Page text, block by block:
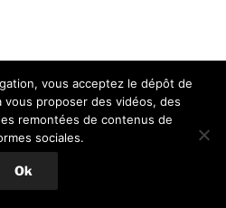
souhaitez vous joindre à
?Contactez-moi
vous acceptez le dépôt de
proposer des vidéos, des
remontées de contenus de
sociales.
Ok